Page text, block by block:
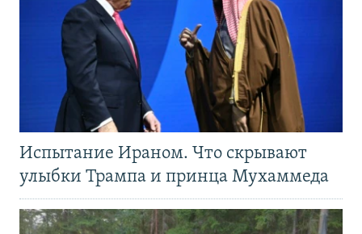
Испытание Ираном. Что скрывают
улыбки Трампа и принца Мухаммеда